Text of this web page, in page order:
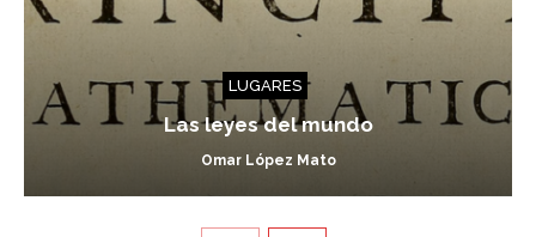
LUGARES
Las leyes del mundo
Omar López Mato